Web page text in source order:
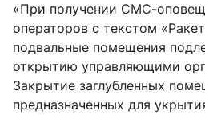
«При получении СМС-
операторов с текстом
подвальные помещения
открытию управляющими
Закрытие заглубленных
предназначенных для